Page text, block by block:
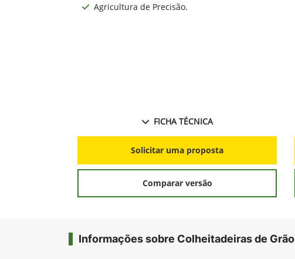
Agricultura de Precisão.
FICHA TÉCNICA
Solicitar uma proposta
Comparar versão
Informações sobre Colheitadeiras de Grão